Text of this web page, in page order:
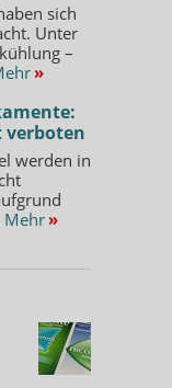
sich
Unter
–
»
verboten
werden in
Mehr »